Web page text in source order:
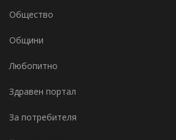
Общество
Общини
Любопитно
Здравен портал
За потребителя